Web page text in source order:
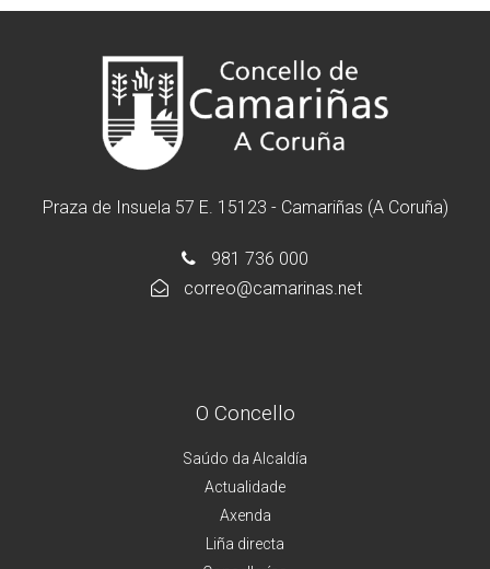
Praza de Insuela 57 E. 15123 - Camariñas (A Coruña)
981 736 000
correo@camarinas.net
O Concello
Saúdo da Alcaldía
Actualidade
Axenda
Liña directa